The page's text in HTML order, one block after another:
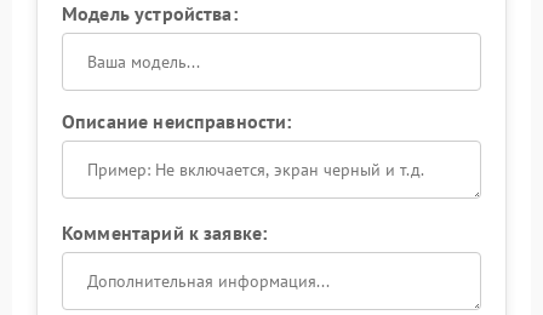
Модель устройства:
Описание неисправности:
Комментарий к заявке: